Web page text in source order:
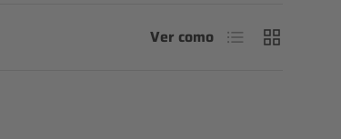
Ver como Lista Cuadrícula